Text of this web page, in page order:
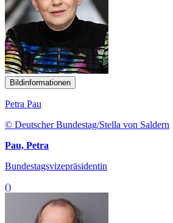
Bildinformationen
Petra Pau
© Deutscher Bundestag/Stella von Saldern
Pau, Petra
Bundestagsvizepräsidentin
()